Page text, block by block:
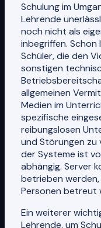
Schulung im
Lehrende
noch nicht als
inbegriffen. Schon
Schüler, die den
sonstigen
allgemeinen
Medien im
spezifische
reibungslosen
und Störungen zu
der Systeme ist
abhängig. Server
betrieben
Personen betreut
Ein weiterer
Lehrende, um